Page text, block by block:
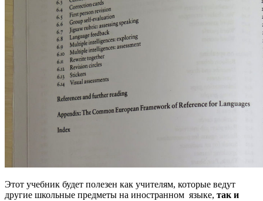
Этот учебник будет полезен как учителям, которые ведут
другие школьные предметы на иностранном языке, так и